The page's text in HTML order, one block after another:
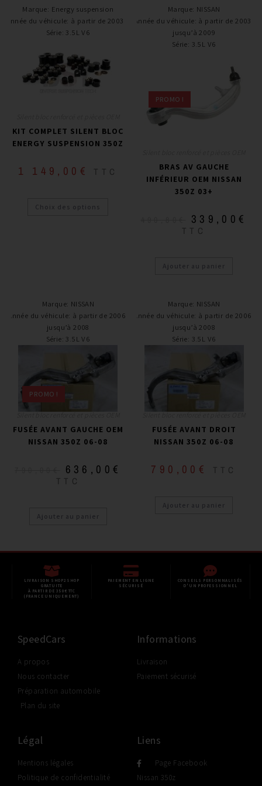
Marque: Energy suspension
Année du véhicule: à partir de 2003 +
Série: 3.5L V6
KIT COMPLET SILENT BLOC
ENERGY SUSPENSION 350Z
1 149,00 € TTC
Choix des options
Marque: NISSAN
Année du véhicule: à partir de 2003,
jusqu’à 2009
Série: 3.5L V6
PROMO !
BRAS AV GAUCHE
INFÉRIEUR OEM NISSAN
350Z 03+
339,00€
TTC
Ajouter au panier
Marque: NISSAN
Année du véhicule: à partir de 2006,
jusqu’à 2008
Série: 3.5L V6
PROMO !
FUSÉE AVANT GAUCHE OEM
NISSAN 350Z 06-08
636,00€
TTC
Ajouter au panier
Marque: NISSAN
Année du véhicule: à partir de 2006,
jusqu’à 2008
Série: 3.5L V6
FUSÉE AVANT DROIT
NISSAN 350Z 06-08
790,00 € TTC
Ajouter au panier
LIVRAISON SHOP2SHOP
GRATUITE
À PARTIR DE 350€ TTC
(FRANCE UNIQUEMENT)
PAIEMENT EN LIGNE
SÉCURISÉ
CONSEILS PERSONNALISÉS
D'UN PROFESSIONNEL
SpeedCars
A propos
Nous contacter
Préparation automobile
Plan du site
Informations
Livraison
Paiement sécurisé
Légal
Mentions légales
Politique de confidentialité
Liens
Page Facebook
Nissan 350z